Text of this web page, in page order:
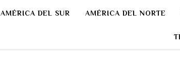
AMÉRICA DEL SUR AMÉRICA DEL NORTE